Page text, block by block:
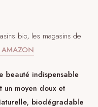
bio, les magasins de
.
beauté indispensable
un moyen doux et
biodégradable